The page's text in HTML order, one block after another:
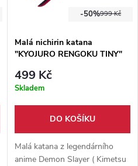
999 Kč
-50%
Malá nichirin katana
"KYOJURO RENGOKU TINY"
499 Kč
Skladem
DO KOŠÍKU
Malá katana z legendárního
anime Demon Slayer ( Kimetsu